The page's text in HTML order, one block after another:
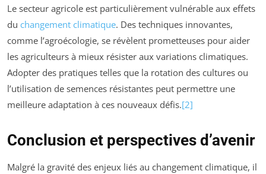
Le secteur agricole est particulièrement vulnérable aux effets
du changement climatique. Des techniques innovantes,
comme l’agroécologie, se révèlent prometteuses pour aider
les agriculteurs à mieux résister aux variations climatiques.
Adopter des pratiques telles que la rotation des cultures ou
l’utilisation de semences résistantes peut permettre une
meilleure adaptation à ces nouveaux défis.[2]
Conclusion et perspectives d’avenir
Malgré la gravité des enjeux liés au changement climatique, il